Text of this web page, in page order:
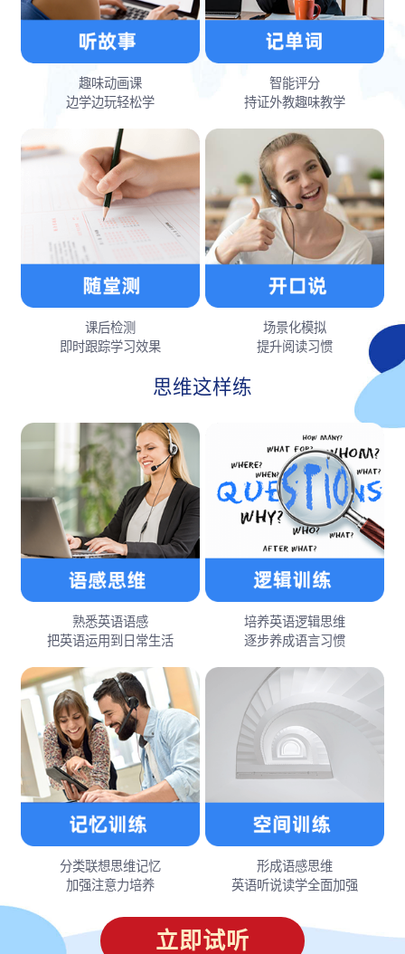
趣味动画课
边学边玩轻松学
智能评分
持证外教趣味教学
课后检测
即时跟踪学习效果
场景化模拟
提升阅读习惯
思维这样练
熟悉英语语感
把英语运用到日常生活
培养英语逻辑思维
逐步养成语言习惯
分类联想思维记忆
加强注意力培养
形成语感思维
英语听说读学全面加强
立即试听